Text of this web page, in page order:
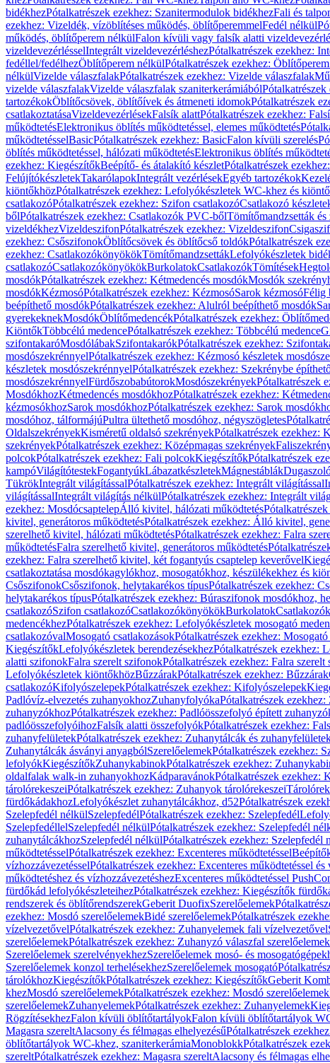
bidékhezPótalkatrészek ezekhez: Szanitermodulok bidékhezFali és
ezekhez: Vizeldék, vízöblítéses működés, öblítőperemmelFedél nélkül
működés, öblítőperem nélkülFalon kívüli vagy falsík alatti
vizeldevezérlésselIntegrált vizeldevezérléshezPótalkatrészek ezekhez:
fedéllel/fedélhezÖblítőperem nélkülPótalkatrészek ezekhez:
nélkülVizelde válaszfalakPótalkatrészek ezekhez: Vizelde válaszfalak
vizelde válaszfalakVizelde válaszfalak szaniterkerámiából
tartozékokÖblítőcsövek, öblítőívek és átmeneti idomokPótalkatrészek
csatlakoztatásaVizeldevezérlésekFalsík alattPótalkatrészek ezekhez:
működtetésElektronikus öblítés működtetéssel, elemes működtetés
működtetésselBasicPótalkatrészek ezekhez: BasicFalon kívüli szerelés
öblítés működtetéssel, hálózati működtetésElektronikus öblítés
ezekhez: KiegészítőkBeépítő- és átalakító készletPótalkatrészek
FelújítókészletekTakarólapokIntegrált vezérlésekEgyéb tartozékok
kiöntőkhözPótalkatrészek ezekhez: Lefolyókészletek WC-khez és
csatlakozóPótalkatrészek ezekhez: Szifon csatlakozóCsatlakozó
bőlPótalkatrészek ezekhez: Csatlakozók PVC-bőlTömítőmandzsetták
vizeldékhezVizeldeszifonPótalkatrészek ezekhez: Vizeldeszifon
ezekhez: CsőszifonokÖblítőcsövek és öblítőcső toldókPótalkatrészek
ezekhez: CsatlakozókönyökökTömítőmandzsettákLefolyókészletek
csatlakozóCsatlakozókönyökökBurkolatokCsatlakozókTömítések
mosdókPótalkatrészek ezekhez: Kétmedencés mosdókMosdók
mosdókKézmosóPótalkatrészek ezekhez: KézmosóSarok kézmosóFélig
beépíthető mosdókPótalkatrészek ezekhez: Alulról beépíthető mosdók
gyerekeknekMosdókÖblítőmedencékPótalkatrészek ezekhez:
KiöntőkTöbbcélú medencePótalkatrészek ezekhez: Többcélú medence
szifontakaróMosdólábakSzifontakarókPótalkatrészek ezekhez:
mosdószekrénnyelPótalkatrészek ezekhez: Kézmosó készletek
készletek mosdószekrénnyelPótalkatrészek ezekhez: Szekrénybe
mosdószekrénnyelFürdőszobabútorokMosdószekrényekPótalkatrészek
MosdókhozKétmedencés mosdókhozPótalkatrészek ezekhez:
kézmosókhozSarok mosdókhozPótalkatrészek ezekhez: Sarok
mosdóhoz, tálformájúPultra ültethető mosdóhoz, négyszögletes
OldalszekrényekKisméretű oldalsó szekrényekPótalkatrészek ezekhez:
szekrényekPótalkatrészek ezekhez: Középmagas szekrények
polcokPótalkatrészek ezekhez: Fali polcokKiegészítőkPótalkatrészek
kampóVilágítótestekFogantyúkLábazatkészletekMágnestáblák
TükrökIntegrált világítássalPótalkatrészek ezekhez: Integrált világítással
világítássalIntegrált világítás nélkülPótalkatrészek ezekhez: Integrált
ezekhez: MosdócsaptelepÁlló kivitel, hálózati működtetés
kivitel, generátoros működtetésPótalkatrészek ezekhez: Álló kivitel,
szerelhető kivitel, hálózati működtetésPótalkatrészek ezekhez: Falra
működtetésFalra szerelhető kivitel, generátoros működtetés
ezekhez: Falra szerelhető kivitel, két fogantyús csaptelep keverővel
csatlakoztatása mosdókagylókhoz, mosogatókhoz, készülékekhez és
CsőszifonokCsőszifonok, helytakarékos típusPótalkatrészek ezekhez:
helytakarékos típusPótalkatrészek ezekhez: Búraszifonok mosdókhoz,
csatlakozóSzifon csatlakozóCsatlakozókönyökökBurkolatokCsatlakozók
medencékhezPótalkatrészek ezekhez: Lefolyókészletek mosogató
csatlakozóvalMosogató csatlakozásokPótalkatrészek ezekhez:
KiegészítőkLefolyókészletek berendezésekhezPótalkatrészek ezekhez:
alatti szifonokFalra szerelt szifonokPótalkatrészek ezekhez: Falra szerelt
Lefolyókészletek kiöntőkhözBűzzárakPótalkatrészek ezekhez: Bűzzárak
csatlakozóKifolyószelepekPótalkatrészek ezekhez: Kifolyószelepek
Padlóvíz-elvezetés zuhanyokhozZuhanyfolyókaPótalkatrészek
zuhanyzókhozPótalkatrészek ezekhez: Padlóösszefolyó épített
padlóösszefolyóihozFalsík alatti összefolyókPótalkatrészek ezekhez:
zuhanyfelületekPótalkatrészek ezekhez: Zuhanytálcák és
Zuhanytálcák ásványi anyagbólSzerelőelemekPótalkatrészek ezekhez:
lefolyókKiegészítőkZuhanykabinokPótalkatrészek ezekhez:
oldalfalak walk-in zuhanyokhozKádparavánokPótalkatrészek ezekhez:
tárolórekeszeiPótalkatrészek ezekhez: Zuhanyok tárolórekeszei
fürdőkádakhozLefolyókészlet zuhanytálcákhoz, d52Pótalkatrészek
Szelepfedél nélkülSzelepfedélPótalkatrészek ezekhez: Szelepfedél
SzelepfedéllelSzelepfedél nélkülPótalkatrészek ezekhez: Szelepfedél
zuhanytálcákhozSzelepfedél nélkülPótalkatrészek ezekhez: Szelepfedél
működtetésselPótalkatrészek ezekhez: Excenteres működtetéssel
vízhozzávezetésselPótalkatrészek ezekhez: Excenteres működtetéssel és
működtetéshez és vízhozzávezetéshezExcenteres működtetéssel
fürdőkád lefolyókészleteihezPótalkatrészek ezekhez: Kiegészítők
rendszerek és öblítőrendszerekGeberit DuofixSzerelőelemek
ezekhez: Mosdó szerelőelemekBidé szerelőelemekPótalkatrészek
vízelvezetővelPótalkatrészek ezekhez: Zuhanyelemek fali vízelvezetővel
szerelőelemekPótalkatrészek ezekhez: Zuhanyzó válaszfal szerelőelemek
Szerelőelemek szerelvényekhezSzerelőelemek mosó- és
Szerelőelemek konzol terhelésekhezSzerelőelemek mosogató
tárolókhozKiegészítőkPótalkatrészek ezekhez: KiegészítőkGeberit
khezMosdó szerelőelemekPótalkatrészek ezekhez: Mosdó szerelőelemek
szerelőelemekZuhanyelemekPótalkatrészek ezekhez: Zuhanyelemek
RögzítésekhezFalon kívüli öblítőtartályokFalon kívüli öblítőtartályok
Magasra szereltAlacsony és félmagas elhelyezésűPótalkatrészek
öblítőtartályok WC-khez, szaniterkerámiaMonoblokkPótalkatrészek
szereltPótalkatrészek ezekhez: Magasra szereltAlacsony és félmagas